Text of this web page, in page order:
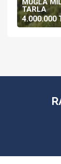
MUĞLA
TARLA
4.000.000